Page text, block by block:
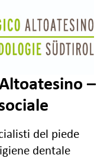
–
del piede
dentale